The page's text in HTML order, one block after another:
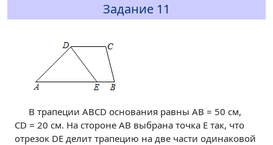
Задание 11
В трапеции ABCD основания равны AB = 50 см,
CD = 20 см. На стороне AB выбрана точка E так, что
отрезок DE делит трапецию на две части одинаковой